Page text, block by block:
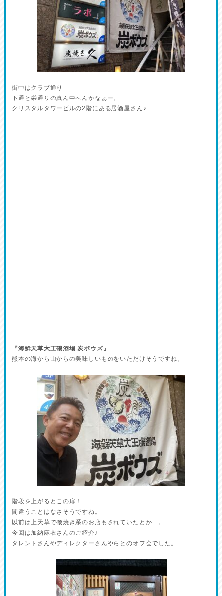
街中はクラブ通り
下通と栄通りの真ん中へんかなぁー。
クリスタルタワービルの2階にある居酒屋さん♪
『海鮮天草大王磯酒場 炭ボウズ』
熊本の海から山からの美味しいものをいただけそうですね。
階段を上がるとこの扉！
間違うことはなさそうですね。
以前は上天草で磯焼き系のお店もされていたとか…。
今回は加納麻衣さんのご紹介♪
タレントさんやディレクターさんやらとのオフ会でした。